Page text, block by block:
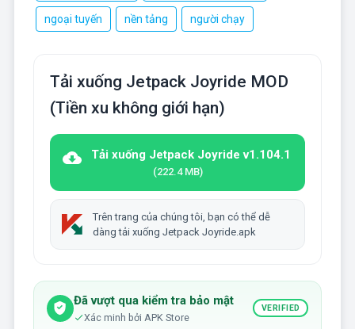
ngoại tuyến nền tảng người chạy
Tải xuống Jetpack Joyride MOD
(Tiền xu không giới hạn)
Tải xuống Jetpack Joyride v1.104.1
(222.4 MB)
Trên trang của chúng tôi, bạn có thể dễ
dàng tải xuống Jetpack Joyride.apk
Đã vượt qua kiểm tra bảo mật
Xác minh bởi APK Store
VERIFIED